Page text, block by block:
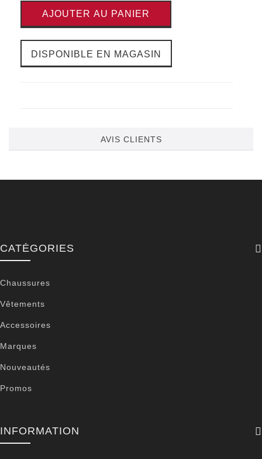
AJOUTER AU PANIER
DISPONIBLE EN MAGASIN
AVIS CLIENTS
CATÉGORIES
Chaussures
Vêtements
Accessoires
Marques
Nouveautés
Promos
INFORMATION